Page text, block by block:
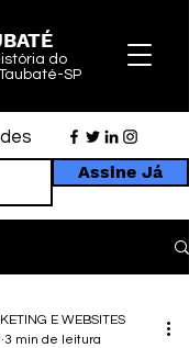
do
SP
Assine Já
E WEBSITES
3 min de leitura